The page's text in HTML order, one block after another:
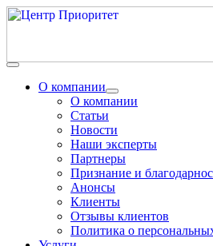
О компании
О компании
Статьи
Новости
Наши эксперты
Партнеры
Признание и
Анонсы
Клиенты
Отзывы клиентов
Политика о